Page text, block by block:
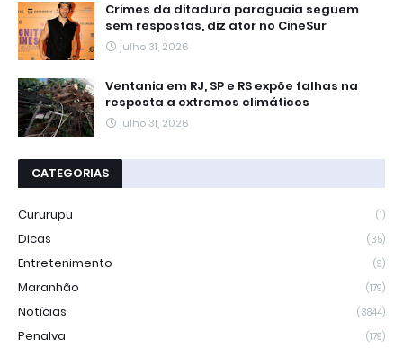
Crimes da ditadura paraguaia seguem
sem respostas, diz ator no CineSur
julho 31, 2026
Ventania em RJ, SP e RS expõe falhas na
resposta a extremos climáticos
julho 31, 2026
CATEGORIAS
Cururupu (1)
Dicas (35)
Entretenimento (9)
Maranhão (179)
Notícias (3844)
Penalva (179)